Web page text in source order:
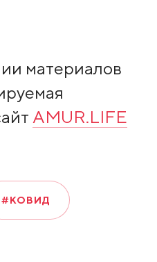
материалов
AMUR.LIFE
#КОВИД